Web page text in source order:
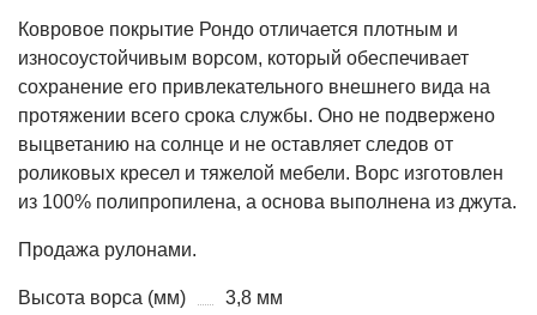
Ковровое покрытие Рондо отличается плотным и
износоустойчивым ворсом, который обеспечивает
сохранение его привлекательного внешнего вида на
протяжении всего срока службы. Оно не подвержено
выцветанию на солнце и не оставляет следов от
роликовых кресел и тяжелой мебели. Ворс изготовлен
из 100% полипропилена, а основа выполнена из джута.
Продажа рулонами.
Высота ворса (мм)
3,8 мм